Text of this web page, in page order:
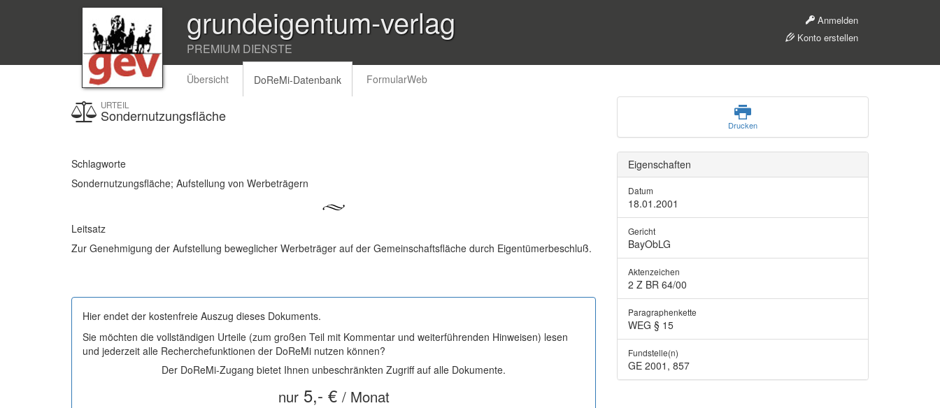
Anmelden
Konto erstellen
grundeigentum-verlag
PREMIUM DIENSTE
Übersicht DoReMi-Datenbank FormularWeb
URTEIL
Sondernutzungsfläche
Schlagworte
Sondernutzungsfläche; Aufstellung von Werbeträgern
Leitsatz
Zur Genehmigung der Aufstellung beweglicher Werbeträger auf der Gemeinschaftsfläche durch Eigentümerbeschluß.
Hier endet der kostenfreie Auszug dieses Dokuments.
Sie möchten die vollständigen Urteile (zum großen Teil mit Kommentar und weiterführenden Hinweisen) lesen
und jederzeit alle Recherchefunktionen der DoReMi nutzen können?
Der DoReMi-Zugang bietet Ihnen unbeschränkten Zugriff auf alle Dokumente.
nur5,- € / Monat
Drucken
Eigenschaften
Datum
18.01.2001
Gericht
BayObLG
Aktenzeichen
2 Z BR 64/00
Paragraphenkette
WEG § 15
Fundstelle(n)
GE 2001, 857